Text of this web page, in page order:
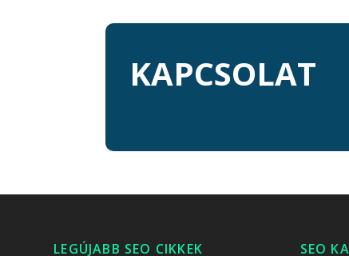
KAPCSOLAT
LEGÚJABB SEO CIKKEK SEO